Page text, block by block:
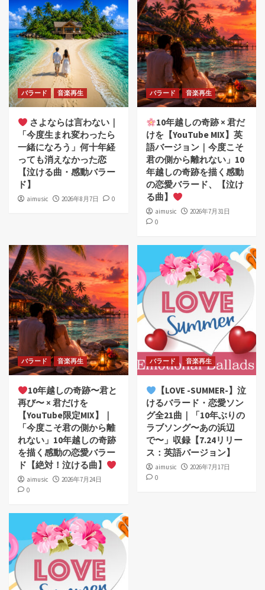
バラード 音楽再生
さよならは言わない｜
「今度生まれ変わったら
一緒になろう」何十年経
っても消えなかった恋
【泣ける曲・感動バラー
ド】
aimusic 2026年8月7日 0
バラード 音楽再生
10年越しの奇跡 × 君だ
けを【YouTube MIX】英
語バージョン｜今度こそ
君の側から離れない」10
年越しの奇跡を描く感動
の恋愛バラード、【泣け
る曲】
aimusic
2026年7月31日
0
バラード 音楽再生
10年越しの奇跡〜君と
再び〜 × 君だけを
【YouTube限定MIX】｜
「今度こそ君の側から離
れない」10年越しの奇跡
を描く感動の恋愛バラー
ド【絶対！泣ける曲】
aimusic
2026年7月24日
0
バラード 音楽再生
【LOVE -SUMMER-】泣
けるバラード・恋愛ソン
グ全21曲｜「10年ぶりの
ラブソング〜あの浜辺
で〜」収録【7.24リリー
ス：英語バージョン】
aimusic
2026年7月17日
0